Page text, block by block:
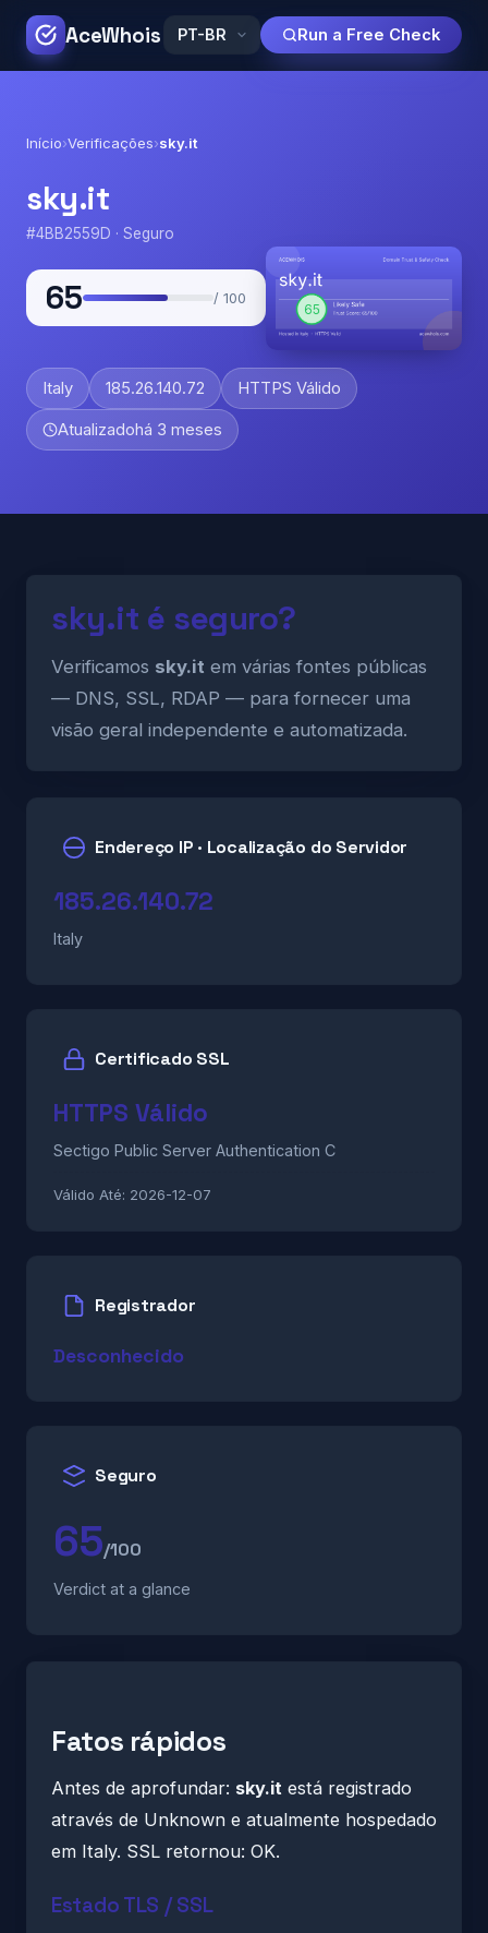
AceWhois Run a Free Check
Início›Verificações›sky.it
sky.it
#4BB2559D · Seguro
65 / 100
Italy 185.26.140.72 HTTPS Válido
Atualizadohá 3 meses
sky.it é seguro?
Verificamos sky.it em várias fontes públicas
— DNS, SSL, RDAP — para fornecer uma
visão geral independente e automatizada.
Endereço IP · Localização do Servidor
185.26.140.72
Italy
Certificado SSL
HTTPS Válido
Sectigo Public Server Authentication C
Válido Até: 2026-12-07
Registrador
Desconhecido
Seguro
65/100
Verdict at a glance
Fatos rápidos
Antes de aprofundar: sky.it está registrado
através de Unknown e atualmente hospedado
em Italy. SSL retornou: OK.
Estado TLS / SSL